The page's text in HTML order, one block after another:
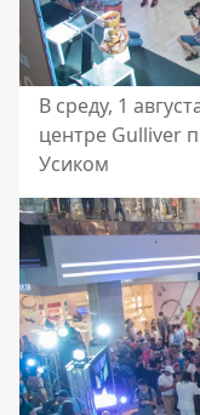
В среду, 1
центре Gulliver
Усиком